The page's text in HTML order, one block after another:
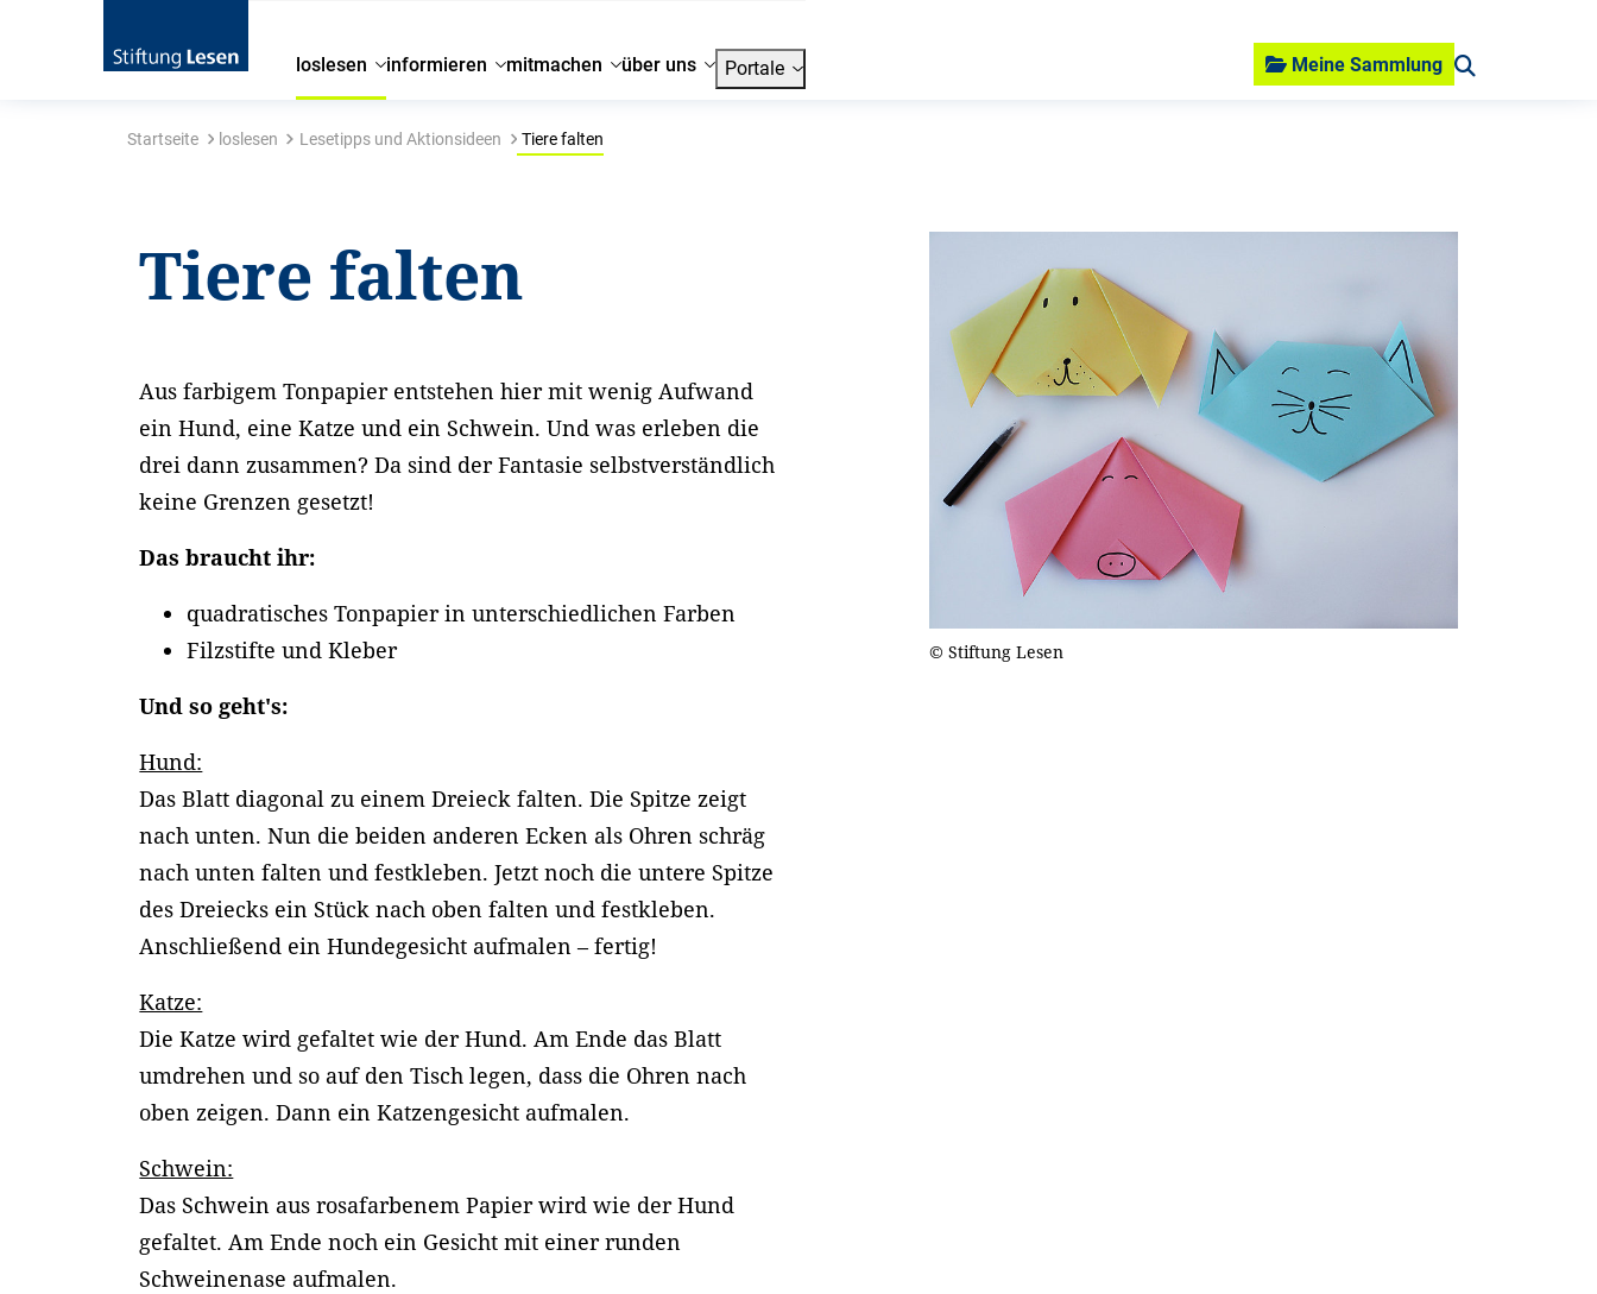
loslesen informieren mitmachen über uns Portale Meine Sammlung
Startseite loslesen Lesetipps und Aktionsideen Tiere falten
Tiere falten
Aus farbigem Tonpapier entstehen hier mit wenig Aufwand
ein Hund, eine Katze und ein Schwein. Und was erleben die
drei dann zusammen? Da sind der Fantasie selbstverständlich
keine Grenzen gesetzt!
Das braucht ihr:
quadratisches Tonpapier in unterschiedlichen Farben
Filzstifte und Kleber
Und so geht's:
Hund:
Das Blatt diagonal zu einem Dreieck falten. Die Spitze zeigt
nach unten. Nun die beiden anderen Ecken als Ohren schräg
nach unten falten und festkleben. Jetzt noch die untere Spitze
des Dreiecks ein Stück nach oben falten und festkleben.
Anschließend ein Hundegesicht aufmalen – fertig!
Katze:
Die Katze wird gefaltet wie der Hund. Am Ende das Blatt
umdrehen und so auf den Tisch legen, dass die Ohren nach
oben zeigen. Dann ein Katzengesicht aufmalen.
Schwein:
Das Schwein aus rosafarbenem Papier wird wie der Hund
gefaltet. Am Ende noch ein Gesicht mit einer runden
Schweinenase aufmalen.
© Stiftung Lesen